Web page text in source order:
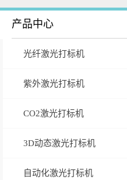
产品中心
光纤激光打标机
紫外激光打标机
CO2激光打标机
3D动态激光打标机
自动化激光打标机